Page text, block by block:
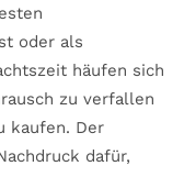
oder als
häufen sich
zu verfallen
kaufen. Der
dafür,